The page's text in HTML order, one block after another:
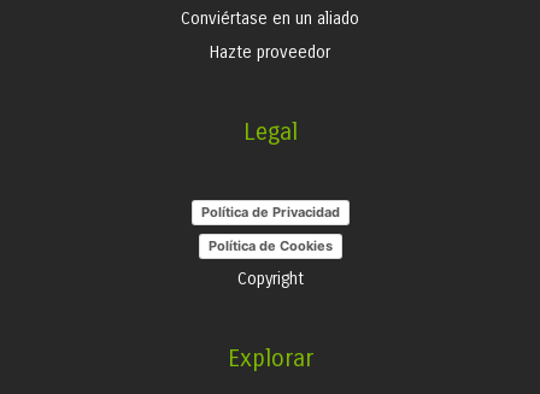
Conviértase en un aliado
Hazte proveedor
Legal
Política de Privacidad
Política de Cookies
Copyright
Explorar